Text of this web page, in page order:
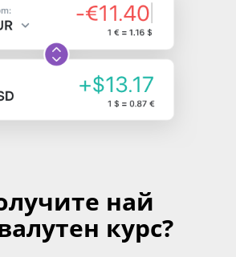
най
курс?